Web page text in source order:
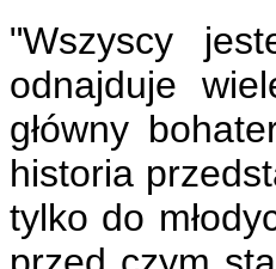
"Wszyscy
odnajduje
główny
historia
tylko do